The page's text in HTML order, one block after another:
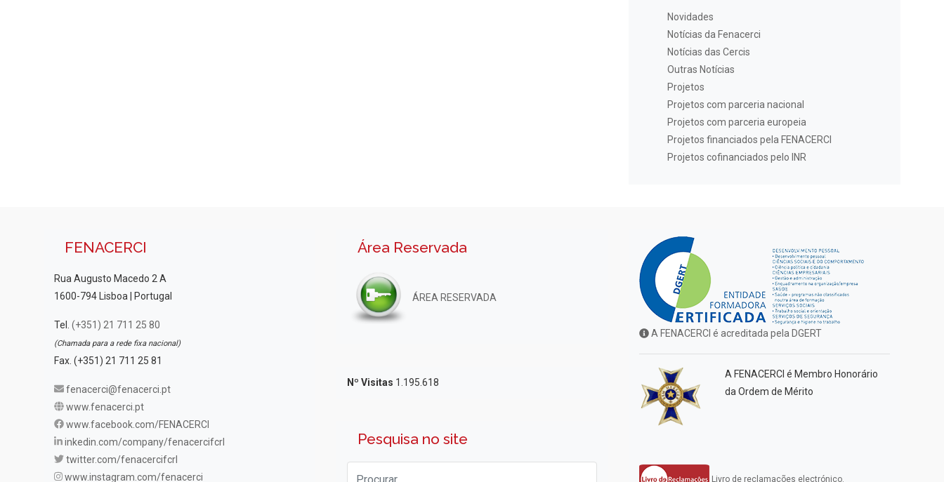
Novidades
Notícias da Fenacerci
Notícias das Cercis
Outras Notícias
Projetos
Projetos com parceria nacional
Projetos com parceria europeia
Projetos financiados pela FENACERCI
Projetos cofinanciados pelo INR
FENACERCI
Rua Augusto Macedo 2 A
1600-794 Lisboa | Portugal
Tel. (+351) 21 711 25 80
(Chamada para a rede fixa nacional)
Fax. (+351) 21 711 25 81
fenacerci@fenacerci.pt
www.fenacerci.pt
www.facebook.com/FENACERCI
inkedin.com/company/fenacercifcrl
twitter.com/fenacercifcrl
www.instagram.com/fenacerci
Área Reservada
ÁREA RESERVADA
Nº Visitas 1.195.618
Pesquisa no site
A FENACERCI é acreditada pela DGERT
A FENACERCI é Membro Honorário
da Ordem de Mérito
Livro de reclamações electrónico.